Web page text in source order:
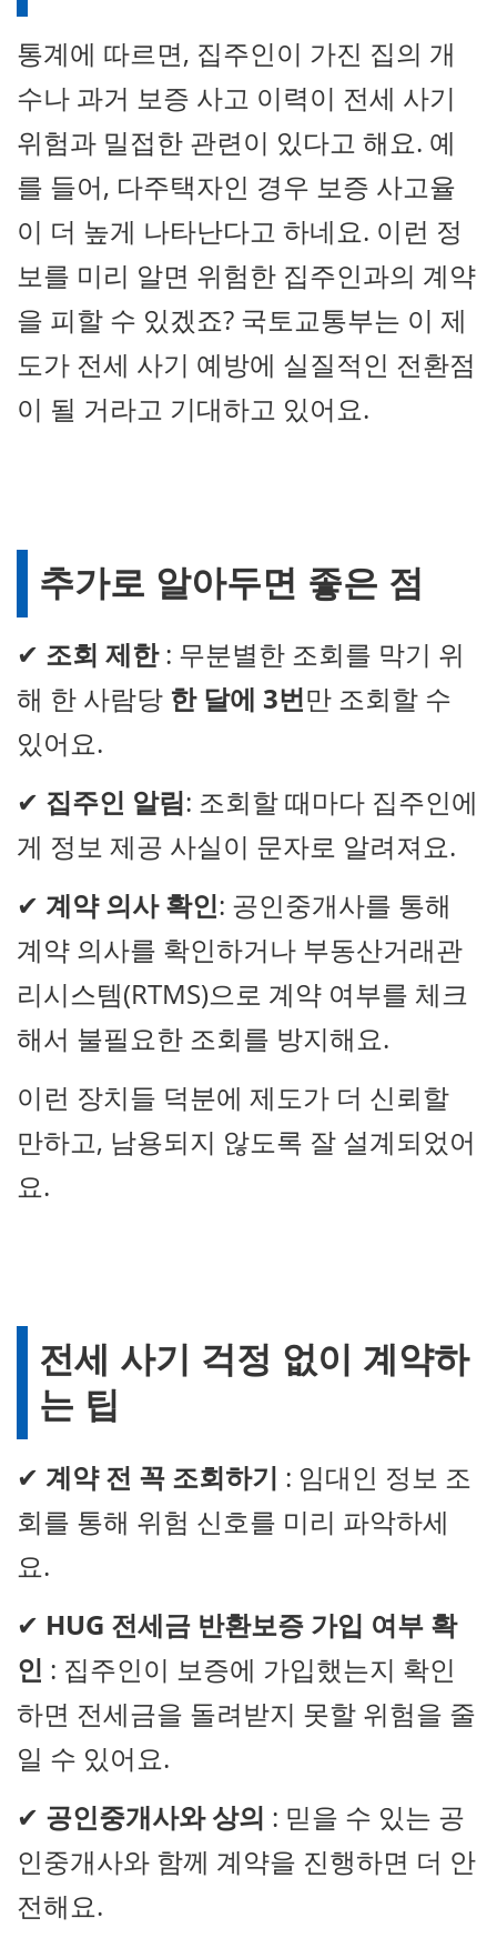
통계에 따르면, 집주인이 가진 집의 개
수나 과거 보증 사고 이력이 전세 사기
위험과 밀접한 관련이 있다고 해요. 예
를 들어, 다주택자인 경우 보증 사고율
이 더 높게 나타난다고 하네요. 이런 정
보를 미리 알면 위험한 집주인과의 계약
을 피할 수 있겠죠? 국토교통부는 이 제
도가 전세 사기 예방에 실질적인 전환점
이 될 거라고 기대하고 있어요.
추가로 알아두면 좋은 점
✔ 조회 제한: 무분별한 조회를 막기 위
해 한 사람당 한 달에 3번만 조회할 수
있어요.
✔ 집주인 알림: 조회할 때마다 집주인에
게 정보 제공 사실이 문자로 알려져요.
✔ 계약 의사 확인: 공인중개사를 통해
계약 의사를 확인하거나 부동산거래관
리시스템(RTMS)으로 계약 여부를 체크
해서 불필요한 조회를 방지해요.
이런 장치들 덕분에 제도가 더 신뢰할
만하고, 남용되지 않도록 잘 설계되었어
요.
전세 사기 걱정 없이 계약하
는 팁
✔ 계약 전 꼭 조회하기 : 임대인 정보 조
회를 통해 위험 신호를 미리 파악하세
요.
✔ HUG 전세금 반환보증 가입 여부 확
인 : 집주인이 보증에 가입했는지 확인
하면 전세금을 돌려받지 못할 위험을 줄
일 수 있어요.
✔ 공인중개사와 상의 : 믿을 수 있는 공
인중개사와 함께 계약을 진행하면 더 안
전해요.